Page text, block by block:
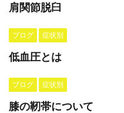
肩関節脱臼
ブログ 症状別
低血圧とは
ブログ 症状別
膝の靭帯について